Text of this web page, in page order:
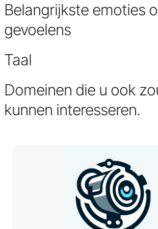
Belangrijkste emoties
gevoelens
Taal
Domeinen die u ook
kunnen interesseren.